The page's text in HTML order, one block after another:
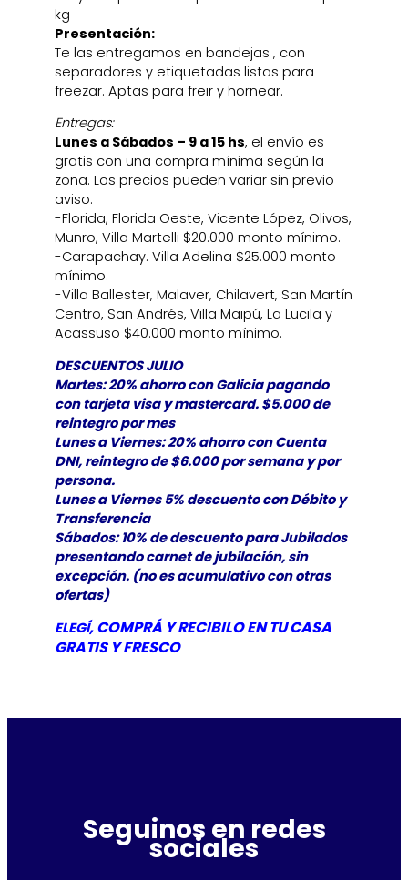
kg
Presentación:
Te las entregamos en bandejas , con
separadores y etiquetadas listas para
freezar. Aptas para freir y hornear.
Entregas:
Lunes a Sábados – 9 a 15 hs, el envío es
gratis con una compra mínima según la
zona. Los precios pueden variar sin previo
aviso.
-Florida, Florida Oeste, Vicente López, Olivos,
Munro, Villa Martelli $20.000 monto mínimo.
-Carapachay. Villa Adelina $25.000 monto
mínimo.
-Villa Ballester, Malaver, Chilavert, San Martín
Centro, San Andrés, Villa Maipú, La Lucila y
Acassuso $40.000 monto mínimo.
DESCUENTOS JULIO
Martes: 20% ahorro con Galicia pagando
con tarjeta visa y mastercard. $5.000 de
reintegro por mes
Lunes a Viernes: 20% ahorro con Cuenta
DNI, reintegro de $6.000 por semana y por
persona.
Lunes a Viernes 5% descuento con Débito y
Transferencia
Sábados: 10% de descuento para Jubilados
presentando carnet de jubilación, sin
excepción. (no es acumulativo con otras
ofertas)
ELEGÍ, COMPRÁ Y RECIBILO EN TU CASA
GRATIS YFRESCO
Seguinos en redes
sociales